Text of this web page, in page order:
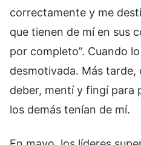
correctamente y me
que tienen de mí en sus
por completo”. Cuando
desmotivada. Más tarde,
deber, mentí y fingí para
los demás tenían de mí.